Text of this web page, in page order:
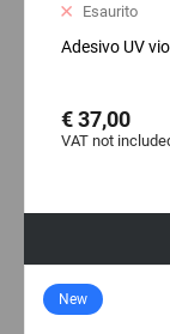
Esaurito
Adesivo UV
€ 37,00
VAT not
New